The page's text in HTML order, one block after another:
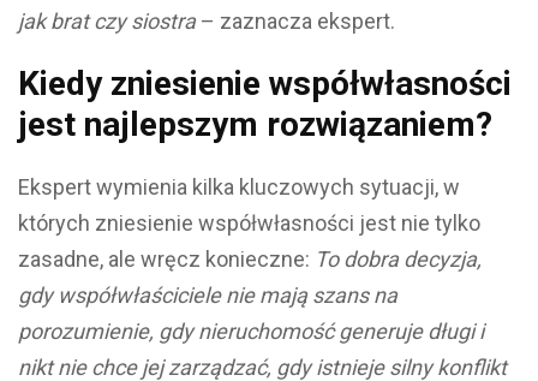
jak brat czy siostra– zaznacza ekspert.
Kiedy zniesienie współwłasności
jest najlepszym rozwiązaniem?
Ekspert wymienia kilka kluczowych sytuacji, w
których zniesienie współwłasności jest nie tylko
zasadne, ale wręcz konieczne: To dobra decyzja,
gdy współwłaściciele nie mają szans na
porozumienie, gdy nieruchomość generuje długi i
nikt nie chce jej zarządzać, gdy istnieje silny konflikt